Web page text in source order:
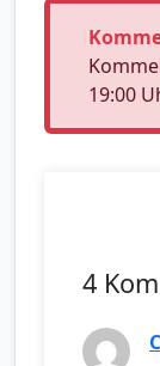
19:00
4